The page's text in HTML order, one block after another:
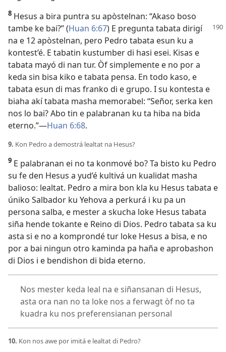
8 Hesus a bira puntra su apòstelnan: “Akaso boso
tambe ke bai?”(Huan 6:67) E pregunta tabata dirigí
na e 12 apòstelnan, pero Pedro tabata esun ku a
kontest’é. E tabatin kustumber di hasi esei. Kisas e
tabata mayó di nan tur. Òf simplemente e no por a
keda sin bisa kiko e tabata pensa. En todo kaso, e
tabata esun di mas franko di e grupo. I su kontesta e
biaha akí tabata masha memorabel: ­“Señor, serka ken
nos lo bai? Abo tin e palabranan ku ta hiba na bida
eterno.”—Huan 6:68.
9. Kon Pedro a demostrá lealtat na Hesus?
9 E palabranan ei no ta konmové bo? Ta bisto ku Pedro
su fe den Hesus a yud’é kultivá un kualidat masha
balioso: lealtat. Pedro a mira bon kla ku Hesus tabata e
úniko Salbador ku Yehova a perkurá i ku pa un
persona salba, e mester a skucha loke Hesus tabata
siña hende tokante e Reino di Dios. Pedro tabata sa ku
asta si e no a komprondé tur loke Hesus a bisa, e no
por a bai ningun otro kaminda pa haña e aprobashon
di Dios i e bendishon di bida eterno.
Nos mester keda leal na e siñansanan di Hesus,
asta ora nan no ta loke nos a ferwagt òf no ta
kuadra ku nos preferensianan personal
10. Kon nos awe por imitá e lealtat di Pedro?